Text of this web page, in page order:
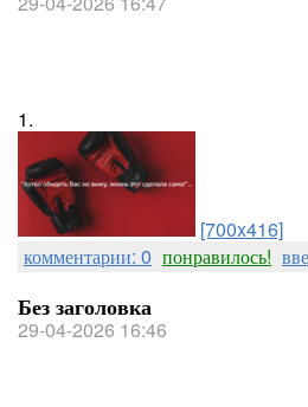
1.
[700x416]
комментарии: 0 понравилось!
Без заголовка
29-04-2026 16:46